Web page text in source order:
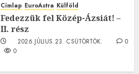
2026.JÚLIUS.23. CSÜTÖRTÖK.
0
Címlap EuroAstra Külföld
Fedezzük fel Közép-Ázsiát! –
II. rész
2026.JÚLIUS.23. CSÜTÖRTÖK.
0
0